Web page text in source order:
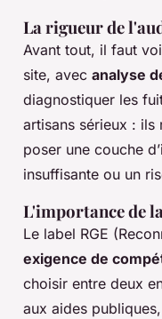
La rigueur de
Avant tout, il faut
site, avec analyse
diagnostiquer les
artisans sérieux : ils
poser une couche
insuffisante ou un
L'importance de
Le label RGE
exigence de
choisir entre deux
aux aides